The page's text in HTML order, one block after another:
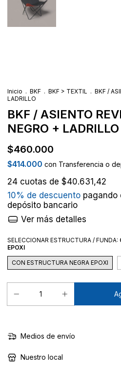
Inicio . BKF . BKF > TEXTIL . BKF /
LADRILLO
BKF / ASIENTO
NEGRO + LADRILLO
$460.000
$414.000 con Transferencia o
24 cuotas de $40.631,42
10% de descuento pagando
depósito bancario
Ver más detalles
SELECCIONAR ESTRUCTURA / FUNDA:
EPOXI
CON ESTRUCTURA NEGRA EPOXI
Medios de envío
Nuestro local